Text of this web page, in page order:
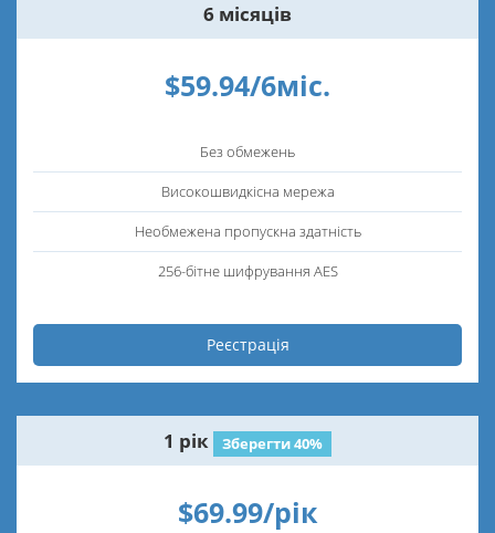
6 місяців
$59.94/6міс.
Без обмежень
Високошвидкісна мережа
Необмежена пропускна здатність
256-бітне шифрування AES
Реєстрація
1 рік Зберегти 40%
$69.99/рік